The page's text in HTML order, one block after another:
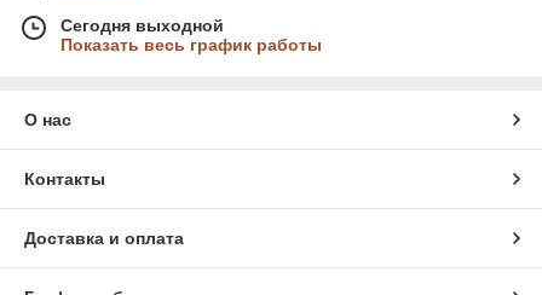
Сегодня выходной
Показать весь график работы
О нас
Контакты
Доставка и оплата